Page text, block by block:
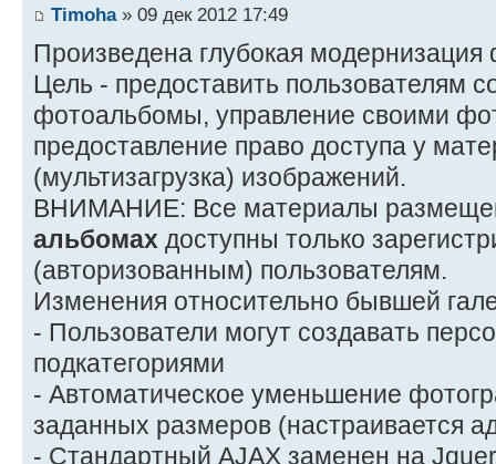
Timoha» 09 дек 2012 17:49
Произведена глубокая модернизация
Цель - предоставить пользователям
фотоальбомы, управление своими
предоставление право доступа у
(мультизагрузка) изображений.
ВНИМАНИЕ: Все материалы
альбомах доступны только
(авторизованным) пользователям.
Изменения относительно бывшей
- Пользователи могут создавать
подкатегориями
- Автоматическое уменьшение
заданных размеров (настраивается
- Стандартный AJAX заменен на